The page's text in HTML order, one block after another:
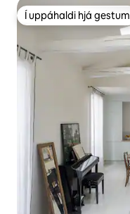
Í uppáhaldi hjá gestum
Í uppáhaldi hjá gestum